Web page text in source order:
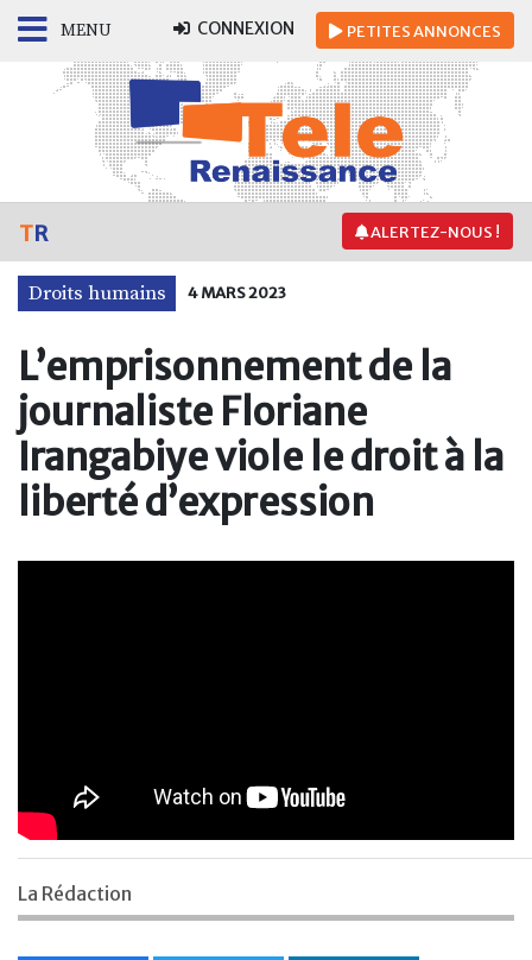
MENU CONNEXION PETITESANNONCES
ALERTEZ-NOUS !
TR
Droits humains 4 MARS 2023
L’emprisonnement de la
journaliste Floriane
Irangabiye viole le droit à la
liberté d’expression
La Rédaction